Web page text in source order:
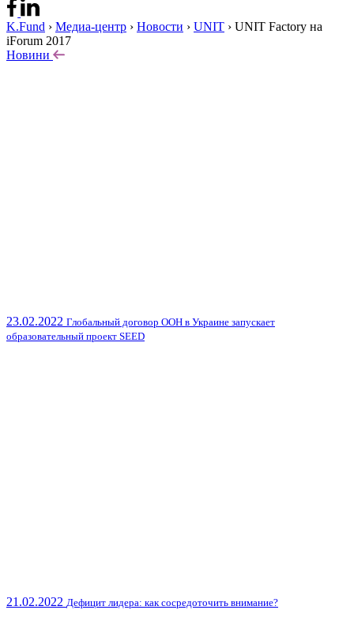
K.Fund › Медиа-центр › Новости › UNIT › UNIT Factory на
iForum 2017
Новини
23.02.2022 Глобальный договор ООН в Украине запускает
образовательный проект SEED
21.02.2022 Дефицит лидера: как сосредоточить внимание?